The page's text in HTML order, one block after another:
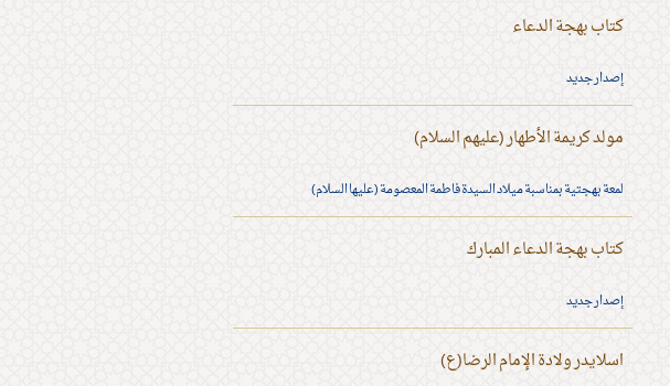
كتاب بهجة الدعاء
إصدار جديد
مولد كريمة الأطهار (عليهم السلام)
لمعة بهجتية بمناسبة ميلاد السيدة فاطمة المعصومة (عليها السلام)
كتاب بهجة الدعاء المبارك
إصدار جديد
اسلايدر ولادة الإمام الرضا(ع)